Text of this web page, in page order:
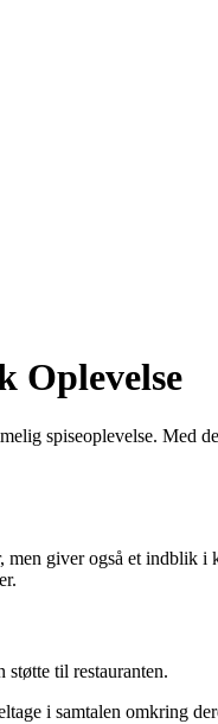
Oplevelse
spiseoplevelse. Med
giver også et indblik
til restauranten.
i samtalen omkring